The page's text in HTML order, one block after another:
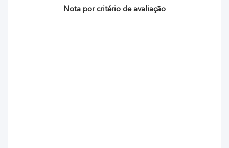
Nota por critério de avaliação